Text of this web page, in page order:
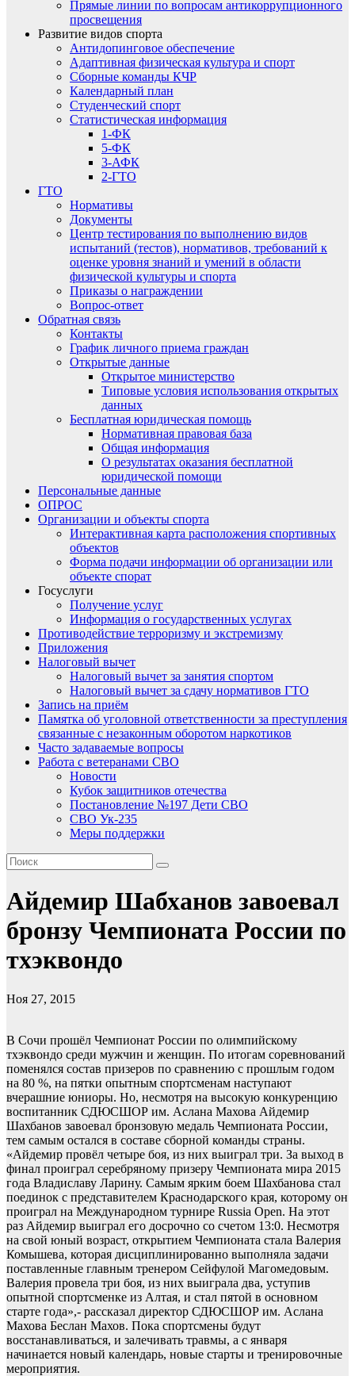
Прямые линии по вопросам антикоррупционного
просвещения
Развитие видов спорта
Антидопинговое обеспечение
Адаптивная физическая культура и спорт
Сборные команды КЧР
Календарный план
Студенческий спорт
Статистическая информация
1-ФК
5-ФК
3-АФК
2-ГТО
ГТО
Нормативы
Документы
Центр тестирования по выполнению видов
испытаний (тестов), нормативов, требований к
оценке уровня знаний и умений в области
физической культуры и спорта
Приказы о награждении
Вопрос-ответ
Обратная связь
Контакты
График личного приема граждан
Открытые данные
Открытое министерство
Типовые условия использования открытых
данных
Бесплатная юридическая помощь
Нормативная правовая база
Общая информация
О результатах оказания бесплатной
юридической помощи
Персональные данные
ОПРОС
Организации и объекты спорта
Интерактивная карта расположения спортивных
объектов
Форма подачи информации об организации или
объекте спорат
Госуслуги
Получение услуг
Информация о государственных услугах
Противодействие терроризму и экстремизму
Приложения
Налоговый вычет
Налоговый вычет за занятия спортом
Налоговый вычет за сдачу нормативов ГТО
Запись на приём
Памятка об уголовной ответственности за преступления
связанные с незаконным оборотом наркотиков
Часто задаваемые вопросы
Работа с ветеранами СВО
Новости
Кубок защитников отечества
Постановление №197 Дети СВО
СВО Ук-235
Меры поддержки
Айдемир Шабханов завоевал
бронзу Чемпионата России по
тхэквондо
Ноя 27, 2015
В Сочи прошёл Чемпионат России по олимпийскому
тхэквондо среди мужчин и женщин. По итогам соревнований
поменялся состав призеров по сравнению с прошлым годом
на 80 %, на пятки опытным спортсменам наступают
вчерашние юниоры. Но, несмотря на высокую конкуренцию
воспитанник СДЮСШОР им. Аслана Махова Айдемир
Шахбанов завоевал бронзовую медаль Чемпионата России,
тем самым остался в составе сборной команды страны.
«Айдемир провёл четыре боя, из них выиграл три. За выход в
финал проиграл серебряному призеру Чемпионата мира 2015
года Владиславу Ларину. Самым ярким боем Шахбанова стал
поединок с представителем Краснодарского края, которому он
проиграл на Международном турнире Russia Open. На этот
раз Айдемир выиграл его досрочно со счетом 13:0. Несмотря
на свой юный возраст, открытием Чемпионата стала Валерия
Комышева, которая дисциплинированно выполняла задачи
поставленные главным тренером Сейфулой Магомедовым.
Валерия провела три боя, из них выиграла два, уступив
опытной спортсменке из Алтая, и стал пятой в основном
старте года»,- рассказал директор СДЮСШОР им. Аслана
Махова Беслан Махов. Пока спортсмены будут
восстанавливаться, и залечивать травмы, а с января
начинается новый календарь, новые старты и тренировочные
мероприятия.